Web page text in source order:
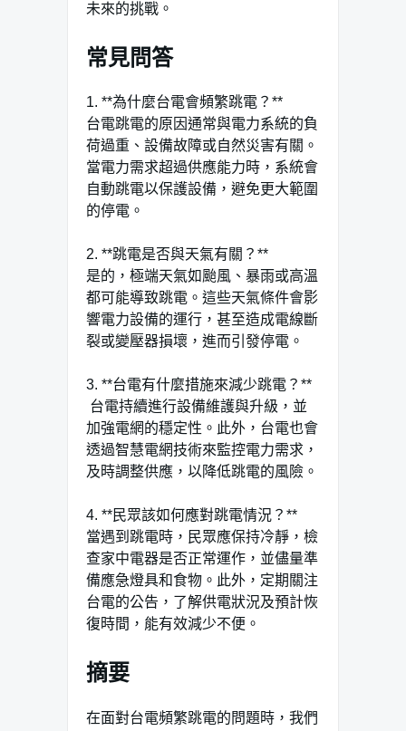
未來的挑戰。
常見問答
1.⁤ **為什麼台電會頻繁跳電？**
台電跳電的原因通常與電力系統的負
荷過重、設備故障或自然災害有關。
當電力需求超過供應能力時，系統會
自動跳電以保護設備，避免更大範圍
的停電。
2.⁢ **跳電是否與天氣有關？**‌
是的，極端天氣如颱風、暴雨或高溫
都可能導致跳電。這些天氣條件會影
響電力設備的運行，甚至造成電線斷
裂或變壓器損壞，進而引發停電。
3. **台電有什麼措施來減少跳電？** ​
​‌ 台電持續進行設備維護與升級，並
加強電網的穩定性。此外，台電也會
透過智慧電網技術來監控電力需求，
及時調整供應，以降低跳電的風險。
4. **民眾該如何應對跳電情況？**
​當遇到跳電時，民眾應保持冷靜，檢
查家中電器是否正常運作，並儘量準
備應急燈具和食物。此外，定期關注
台電的公告，了解供電狀況及預計恢
復時間，能有效減少不便。
摘要
在面對台電頻繁跳電的問題時，我們